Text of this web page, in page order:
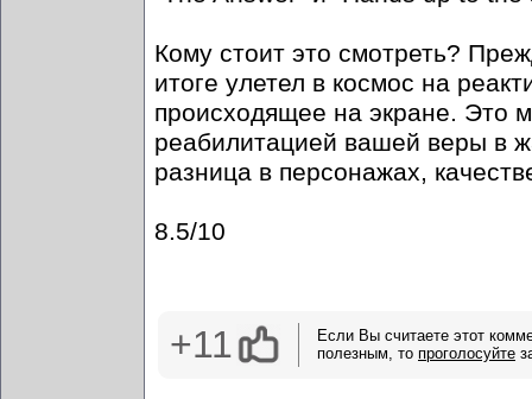
Кому стоит это смотреть?
итоге улетел в космос на
происходящее на экране. Это
реабилитацией вашей веры в
разница в персонажах,
8.5/10
+11
Если Вы считаете этот
полезным, то проголосуйте